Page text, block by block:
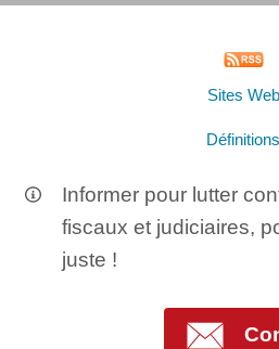
Sites Web
Définitions
Informer pour lutter
fiscaux et judiciaires,
juste !